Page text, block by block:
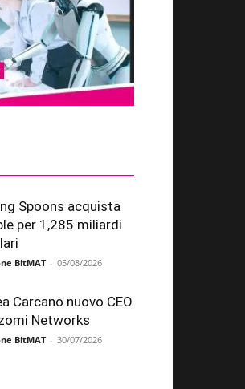
Spoons acquista
per 1,285 miliardi
BitMAT - 05/08/2026
Carcano nuovo CEO
Networks
BitMAT - 30/07/2026